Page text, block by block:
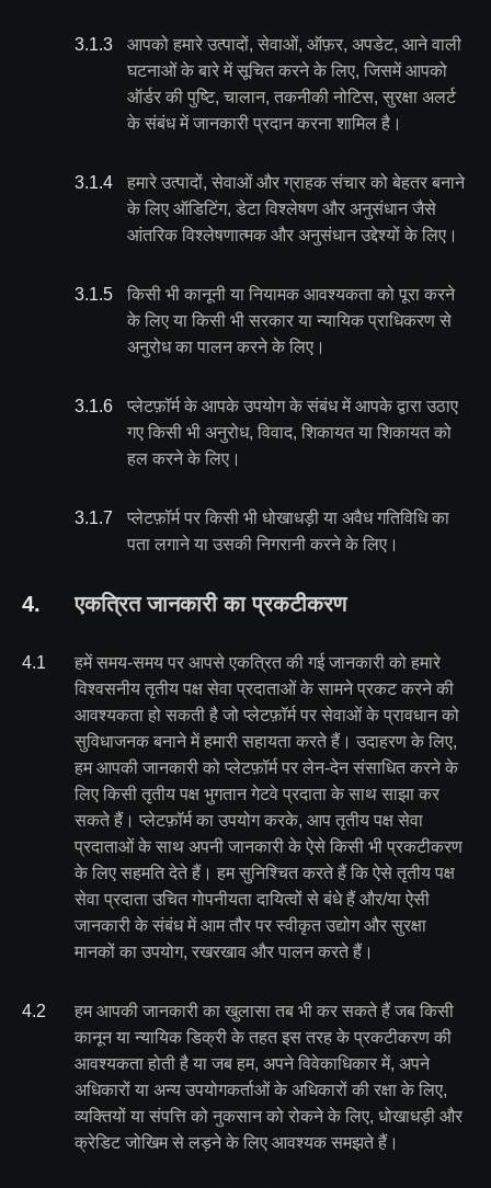
3.1.3
आपको हमारे उत्पादों, सेवाओं, ऑफ़र, अपडेट, आने वाली
घटनाओं के बारे में सूचित करने के लिए, जिसमें आपको
ऑर्डर की पुष्टि, चालान, तकनीकी नोटिस, सुरक्षा अलर्ट
के संबंध में जानकारी प्रदान करना शामिल है।
3.1.4
हमारे उत्पादों, सेवाओं और ग्राहक संचार को बेहतर बनाने
के लिए ऑडिटिंग, डेटा विश्लेषण और अनुसंधान जैसे
आंतरिक विश्लेषणात्मक और अनुसंधान उद्देश्यों के लिए।
3.1.5
किसी भी कानूनी या नियामक आवश्यकता को पूरा करने
के लिए या किसी भी सरकार या न्यायिक प्राधिकरण से
अनुरोध का पालन करने के लिए।
3.1.6
प्लेटफ़ॉर्म के आपके उपयोग के संबंध में आपके द्वारा उठाए
गए किसी भी अनुरोध, विवाद, शिकायत या शिकायत को
हल करने के लिए।
3.1.7
प्लेटफ़ॉर्म पर किसी भी धोखाधड़ी या अवैध गतिविधि का
पता लगाने या उसकी निगरानी करने के लिए।
4. एकत्रित जानकारी का प्रकटीकरण
4.1
हमें समय-समय पर आपसे एकत्रित की गई जानकारी को हमारे
विश्वसनीय तृतीय पक्ष सेवा प्रदाताओं के सामने प्रकट करने की
आवश्यकता हो सकती है जो प्लेटफ़ॉर्म पर सेवाओं के प्रावधान को
सुविधाजनक बनाने में हमारी सहायता करते हैं। उदाहरण के लिए,
हम आपकी जानकारी को प्लेटफ़ॉर्म पर लेन-देन संसाधित करने के
लिए किसी तृतीय पक्ष भुगतान गेटवे प्रदाता के साथ साझा कर
सकते हैं। प्लेटफ़ॉर्म का उपयोग करके, आप तृतीय पक्ष सेवा
प्रदाताओं के साथ अपनी जानकारी के ऐसे किसी भी प्रकटीकरण
के लिए सहमति देते हैं। हम सुनिश्चित करते हैं कि ऐसे तृतीय पक्ष
सेवा प्रदाता उचित गोपनीयता दायित्वों से बंधे हैं और/या ऐसी
जानकारी के संबंध में आम तौर पर स्वीकृत उद्योग और सुरक्षा
मानकों का उपयोग, रखरखाव और पालन करते हैं।
4.2
हम आपकी जानकारी का खुलासा तब भी कर सकते हैं जब किसी
कानून या न्यायिक डिक्री के तहत इस तरह के प्रकटीकरण की
आवश्यकता होती है या जब हम, अपने विवेकाधिकार में, अपने
अधिकारों या अन्य उपयोगकर्ताओं के अधिकारों की रक्षा के लिए,
व्यक्तियों या संपत्ति को नुकसान को रोकने के लिए, धोखाधड़ी और
क्रेडिट जोखिम से लड़ने के लिए आवश्यक समझते हैं।